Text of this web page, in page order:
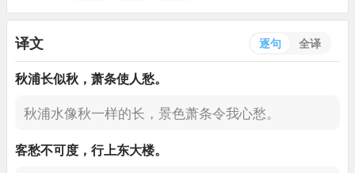
译文 逐句 全译
秋浦长似秋， 萧条使人愁。
秋浦水像秋一样的长， 景色萧条令我心愁。
客愁不可度， 行上东大楼。